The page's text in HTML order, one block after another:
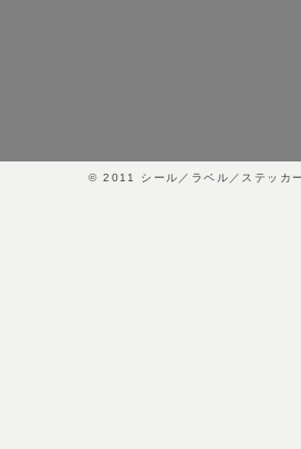
© 2011 シール／ラベル／ステッカ